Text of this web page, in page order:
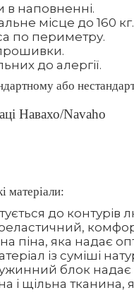
в наповненні.
місце до 160 кг.
по периметру.
до алергії.
або
Навахо/Navaho
матеріали:
до контурів
піна, яка надає
із суміші
блок надає
і щільна тканина,